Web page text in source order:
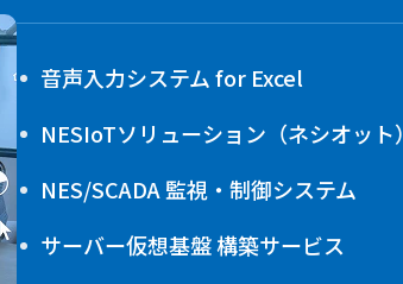
音声入力システム for Excel
NESIoTソリューション（ネシオット）
NES/SCADA 監視・制御システム
サーバー仮想基盤 構築サービス